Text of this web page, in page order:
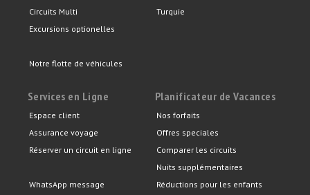
Circuits Multi
Excursions optionelles
Notre flotte de véhicules
Turquie
Services en Ligne
Espace client
Assurance voyage
Réserver un circuit en ligne
WhatsApp message
Planificateur de Vacances
Nos forfaits
Offres speciales
Comparer les circuits
Nuits supplémentaires
Réductions pour les enfants